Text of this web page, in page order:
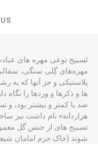
تَسبیح نوعی مهره های
مهره‌های گِلی سنگی،
پلاستیکی و جز آنها که به
ها و ذکرها و وردها را نگاه
صد یا کمتر و بیشتر بود، و
هزاردانه» نام داشت نیز
تسبیح های از جنس گل
شوند (خاک حرم امامان